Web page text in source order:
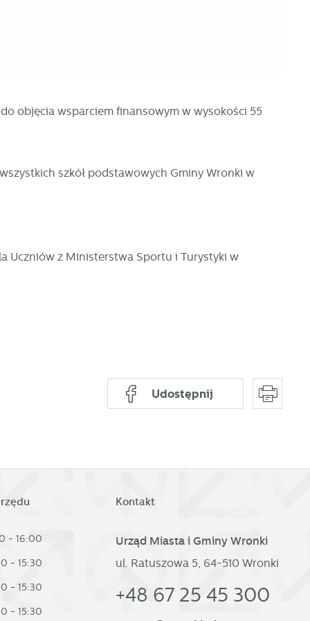
objęcia wsparciem finansowym w wysokości 55
szkół podstawowych Gminy Wronki w
Uczniów z Ministerstwa Sportu i Turystyki w
Udostępnij
- 16:00
- 15:30
- 15:30
- 15:30
Kontakt
Urząd Miasta i Gminy Wronki
ul. Ratuszowa 5, 64-510 Wronki
+48 67 25 45 300